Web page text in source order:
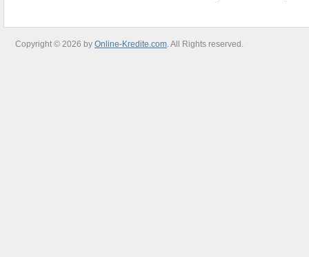
Copyright © 2026 by Online-Kredite.com. All Rights reserved.